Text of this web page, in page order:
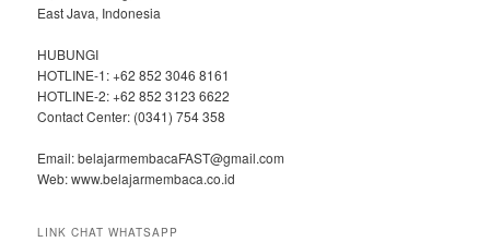
East Java, Indonesia
HUBUNGI
HOTLINE-1: +62 852 3046 8161
HOTLINE-2: +62 852 3123 6622
Contact Center: (0341) 754 358
Email: belajarmembacaFAST@gmail.com
Web: www.belajarmembaca.co.id
LINK CHAT WHATSAPP